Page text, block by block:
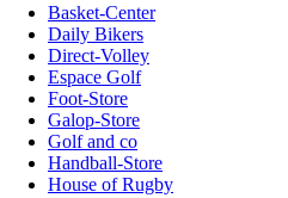
Basket-Center
Daily Bikers
Direct-Volley
Espace Golf
Foot-Store
Galop-Store
Golf and co
Handball-Store
House of Rugby